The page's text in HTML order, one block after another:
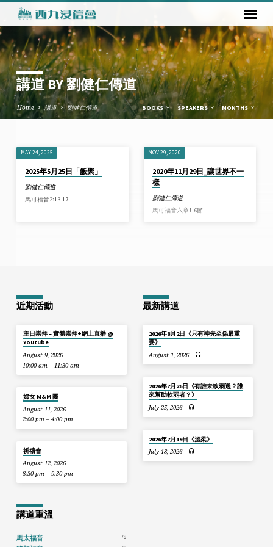
講道 BY 劉健仁傳道
Home 講道 劉健仁傳道 BOOKS SPEAKERS MONTHS
講
道
BY
MAY 24, 2025
2025年5月25日「飯聚」
劉健仁傳道
馬可福音2:13-17
NOV 29, 2020
2020年11月29日_讓世界不一
樣
劉健仁傳道
馬可福音六章1-6節
近期活動
主日崇拜 – 實體崇拜+網上直播 @
Youtube
August 9, 2026
10:00 am – 11:30 am
婦女 M&M 團
August 11, 2026
2:00 pm – 4:00 pm
祈禱會
August 12, 2026
8:30 pm – 9:30 pm
最新講道
2026年8月2日《只有神先至係最重
要》
August 1, 2026
2026年7月26日《有誰未軟弱過？誰
來幫助軟弱者？》
July 25, 2026
2026年7月19日《溫柔》
July 18, 2026
講道重溫
馬太福音 78